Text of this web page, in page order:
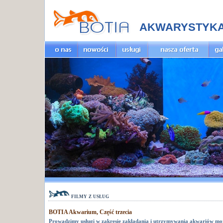
filmy z usług
BOTIA Akwarium, Część trzecia
Prowadzimy usługi w zakresie zakładania i utrzymywania akwariów